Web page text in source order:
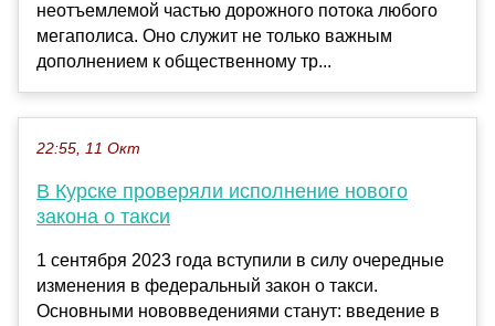
неотъемлемой частью дорожного потока любого
мегаполиса. Оно служит не только важным
дополнением к общественному тр...
22:55, 11 Окт
В Курске проверяли исполнение нового
закона о такси
1 сентября 2023 года вступили в силу очередные
изменения в федеральный закон о такси.
Основными нововведениями станут: введение в